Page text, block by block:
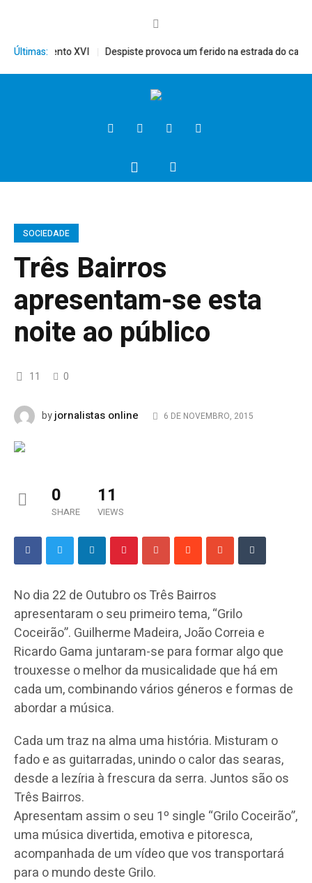
Últimas:Bento XVI Despiste provoca um ferido na estrada do campo
SOCIEDADE
Três Bairros
apresentam-se esta
noite ao público
11 0
byjornalistas online 6 DE NOVEMBRO, 2015
0
SHARE
11
VIEWS
No dia 22 de Outubro os Três Bairros
apresentaram o seu primeiro tema, “Grilo
Coceirão”. Guilherme Madeira, João Correia e
Ricardo Gama juntaram-se para formar algo que
trouxesse o melhor da musicalidade que há em
cada um, combinando vários géneros e formas de
abordar a música.
Cada um traz na alma uma história. Misturam o
fado e as guitarradas, unindo o calor das searas,
desde a lezíria à frescura da serra. Juntos são os
Três Bairros.
Apresentam assim o seu 1º single “Grilo Coceirão”,
uma música divertida, emotiva e pitoresca,
acompanhada de um vídeo que vos transportará
para o mundo deste Grilo.